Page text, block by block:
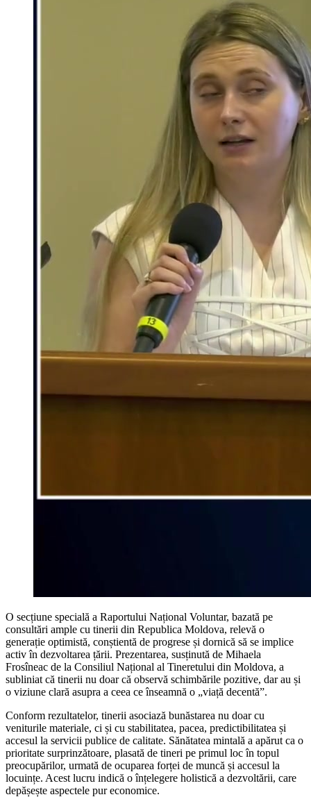
O secțiune specială a Raportului Național Voluntar, bazată pe
consultări ample cu tinerii din Republica Moldova, relevă o
generație optimistă, conștientă de progrese și dornică să se implice
activ în dezvoltarea țării. Prezentarea, susținută de Mihaela
Frosîneac de la Consiliul Național al Tineretului din Moldova, a
subliniat că tinerii nu doar că observă schimbările pozitive, dar au și
o viziune clară asupra a ceea ce înseamnă o „viață decentă”.
Conform rezultatelor, tinerii asociază bunăstarea nu doar cu
veniturile materiale, ci și cu stabilitatea, pacea, predictibilitatea și
accesul la servicii publice de calitate. Sănătatea mintală a apărut ca o
prioritate surprinzătoare, plasată de tineri pe primul loc în topul
preocupărilor, urmată de ocuparea forței de muncă și accesul la
locuințe. Acest lucru indică o înțelegere holistică a dezvoltării, care
depășește aspectele pur economice.